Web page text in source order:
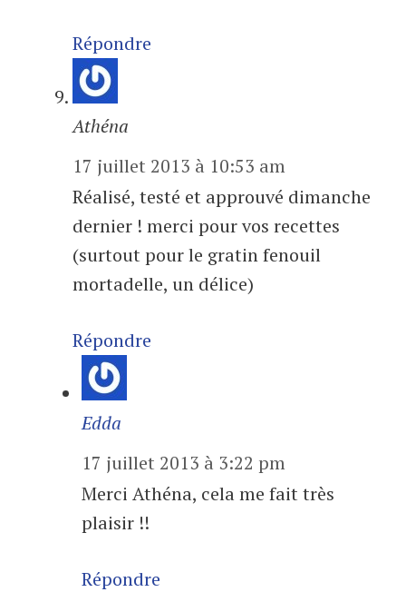
Répondre
Athéna
17 juillet 2013 à 10:53 am
Réalisé, testé et approuvé dimanche
dernier ! merci pour vos recettes
(surtout pour le gratin fenouil
mortadelle, un délice)
Répondre
Edda
17 juillet 2013 à 3:22 pm
Merci Athéna, cela me fait très
plaisir !!
Répondre